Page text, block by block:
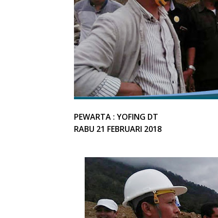
PEWARTA : YOFING DT
RABU 21 FEBRUARI 2018